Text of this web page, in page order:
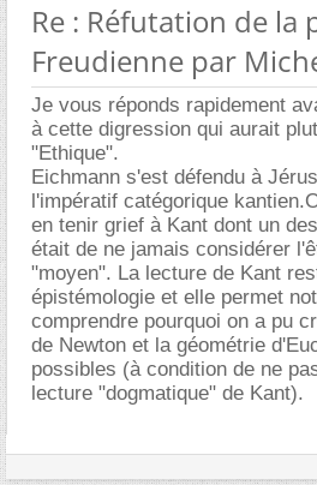
Re : Réfutation de la
Freudienne par
Je vous réponds rapidement
à cette digression qui aurait
"Ethique".
Eichmann s'est défendu à
l'impératif catégorique
en tenir grief à Kant dont un
était de ne jamais considérer
"moyen". La lecture de Kant
épistémologie et elle permet
comprendre pourquoi on a pu
de Newton et la géométrie
possibles (à condition de ne
lecture "dogmatique" de Kant).